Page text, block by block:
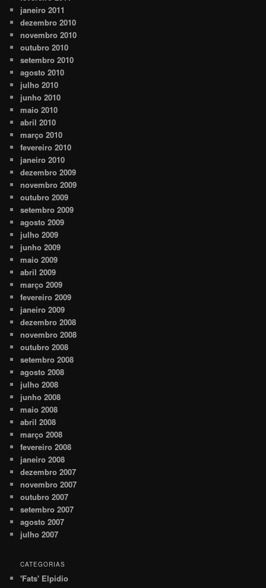
janeiro 2011
dezembro 2010
novembro 2010
outubro 2010
setembro 2010
agosto 2010
julho 2010
junho 2010
maio 2010
abril 2010
março 2010
fevereiro 2010
janeiro 2010
dezembro 2009
novembro 2009
outubro 2009
setembro 2009
agosto 2009
julho 2009
junho 2009
maio 2009
abril 2009
março 2009
fevereiro 2009
janeiro 2009
dezembro 2008
novembro 2008
outubro 2008
setembro 2008
agosto 2008
julho 2008
junho 2008
maio 2008
abril 2008
março 2008
fevereiro 2008
janeiro 2008
dezembro 2007
novembro 2007
outubro 2007
setembro 2007
agosto 2007
julho 2007
CATEGORIAS
'Fats' Elpidio